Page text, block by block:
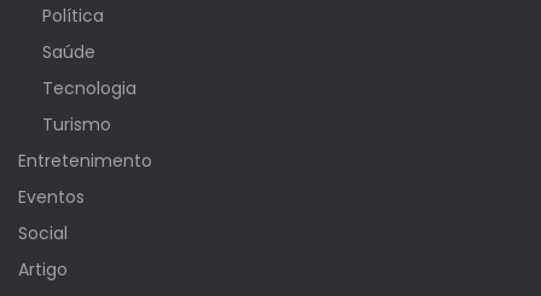
Política
Saúde
Tecnologia
Turismo
Entretenimento
Eventos
Social
Artigo